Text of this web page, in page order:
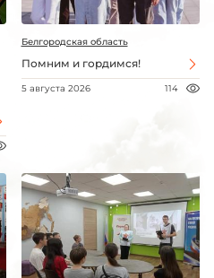
Белгородская область
Помним и гордимся!
5 августа 2026 114